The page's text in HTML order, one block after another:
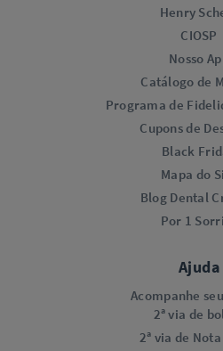
Henry
CIOSP
Nosso
Catálogo de
Programa de
Cupons de
Black
Mapa do
Blog Dental
Por 1
Ajuda
Acompanhe
2ª via de
2ª via de